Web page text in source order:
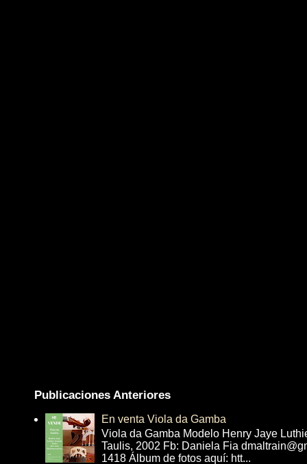
Publicaciones Anteriores
En venta Viola da Gamba
Viola da Gamba Modelo Henry Jaye
Taulis, 2002 Fb: Daniela Fia
1418 Álbum de fotos aquí: htt...